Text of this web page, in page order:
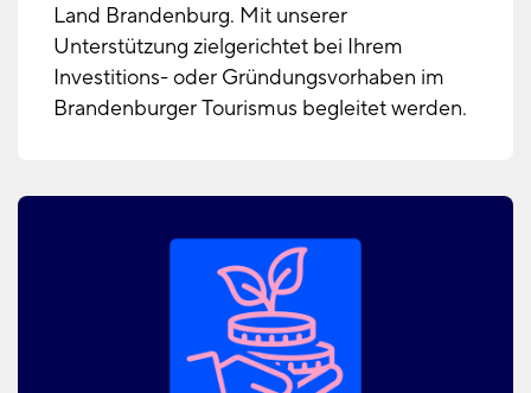
Land Brandenburg. Mit unserer
Unterstützung zielgerichtet bei Ihrem
Investitions- oder Gründungsvorhaben im
Brandenburger Tourismus begleitet werden.